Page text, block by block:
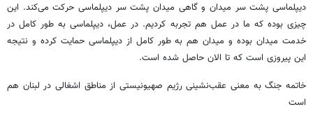
دیپلماسی پشت سر میدان و گاهی میدان پشت سر دیپلماسی حرکت می‌کند. این
چیزی بوده که ما در عمل هم تجربه کردیم. در عمل، دیپلماسی به طور کامل در
خدمت میدان بوده و میدان هم به طور کامل از دیپلماسی حمایت کرده و نتیجه‌
این پیروزی است که تا الان حاصل شده است.
خاتمه جنگ به معنی عقب‌نشینی رژیم صهیونیستی از مناطق اشغالی در لبنان هم
است